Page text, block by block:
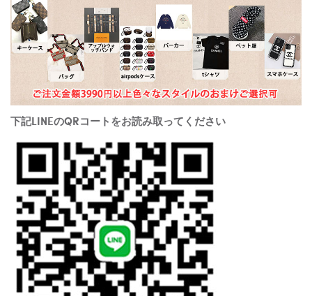
下記LINEのQRコートをお読み取ってください